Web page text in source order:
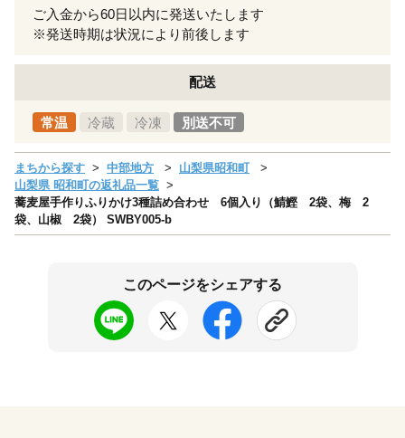
ご入金から60日以内に発送いたします
※発送時期は状況により前後します
配送
常温 冷蔵 冷凍 別送不可
まちから探す 中部地方
山梨県昭和町
山梨県 昭和町の返礼品一覧
蕎麦屋手作りふりかけ3種詰め合わせ 6個入り（鯖鰹 2袋、梅 2
袋、山椒 2袋） SWBY005-b
このページをシェアする